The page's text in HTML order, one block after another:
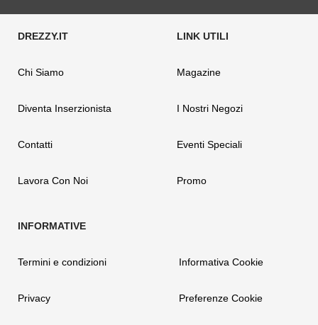
Chi Siamo
Diventa Inserzionista
Contatti
Lavora Con Noi
Magazine
I Nostri Negozi
Eventi Speciali
Promo
Termini e condizioni
Privacy
Informativa Cookie
Preferenze Cookie